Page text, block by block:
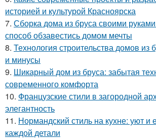
историей и культурой Красноярска
7. Сборка дома из бруса своими
способ обзавестись домом мечты
8. Технология строительства домов из
и минусы
9. Шикарный дом из бруса: забытая
современного комфорта
10. Французские стили в загородной
элегантность
11. Нормандский стиль на кухне: уют и
каждой детали